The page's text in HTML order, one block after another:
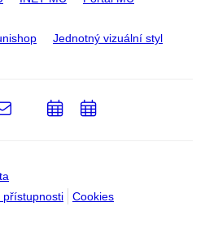
Jednotný vizuální styl
přístupnosti Cookies
e-
PřidatPřidat